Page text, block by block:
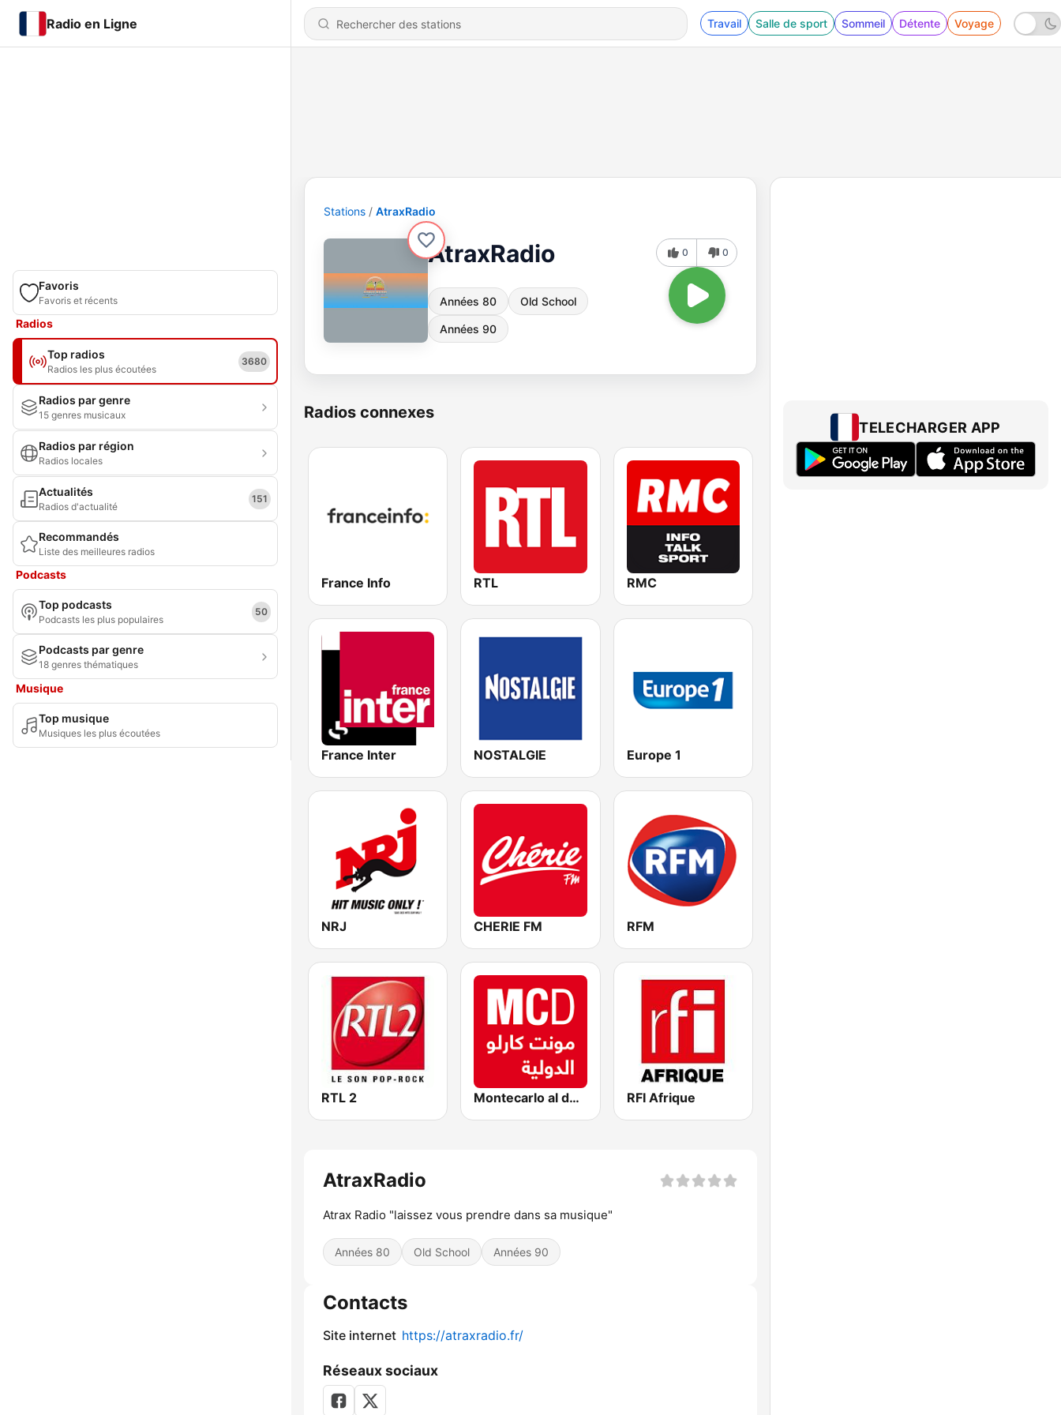
Radio en Ligne Travail Salle de sport Sommeil Détente Voyage
Favoris
Favoris et récents
Radios
Top radios
Radios les plus écoutées
3680
Radios par genre
15 genres musicaux
Radios par région
Radios locales
Actualités
Radios d'actualité
151
Recommandés
Liste des meilleures radios
Podcasts
Top podcasts
Podcasts les plus populaires
50
Podcasts par genre
18 genres thématiques
Musique
Top musique
Musiques les plus écoutées
Stations AtraxRadio
AtraxRadio
Années 80 Old School
Années 90
0 0
Radios connexes
France Info RTL RMC
France Inter NOSTALGIE Europe 1
NRJ CHERIE FM RFM
RTL 2 Montecarlo al doualiya (مونت كارلو الدولية) RFI Afrique
AtraxRadio
Atrax Radio "laissez vous prendre dans sa musique"
Années 80 Old School Années 90
Contacts
Site internet https://atraxradio.fr/
Réseaux sociaux
TELECHARGER APP